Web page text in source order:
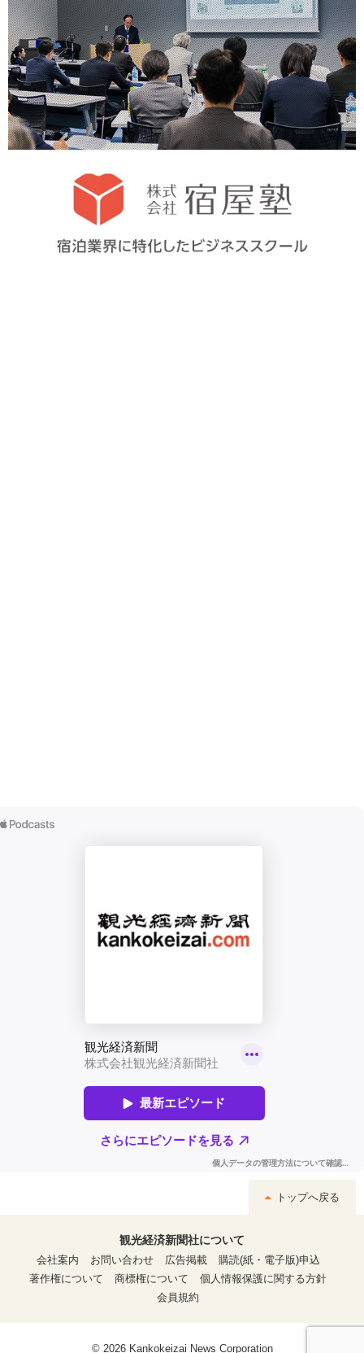
トップへ戻る
観光経済新聞社について
会社案内
お問い合わせ 広告掲載
購読(紙・電子版)申込
著作権について
商標権について
個人情報保護に関する方針
会員規約
© 2026 Kankokeizai News Corporation